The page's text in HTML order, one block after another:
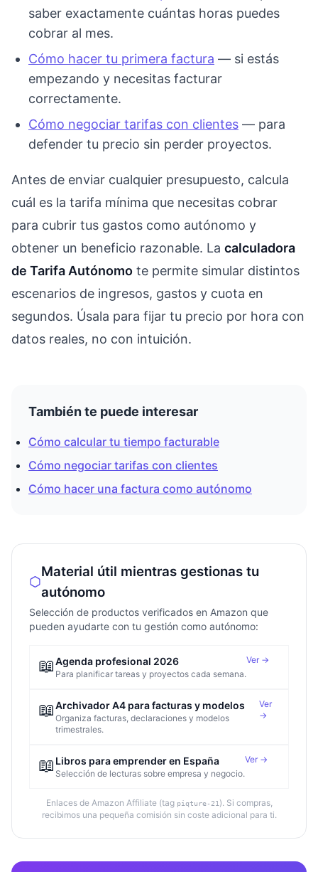
saber exactamente cuántas horas puedes
cobrar al mes.
Cómo hacer tu primera factura — si estás
empezando y necesitas facturar
correctamente.
Cómo negociar tarifas con clientes — para
defender tu precio sin perder proyectos.
Antes de enviar cualquier presupuesto, calcula
cuál es la tarifa mínima que necesitas cobrar
para cubrir tus gastos como autónomo y
obtener un beneficio razonable. La calculadora
de Tarifa Autónomo te permite simular distintos
escenarios de ingresos, gastos y cuota en
segundos. Úsala para fijar tu precio por hora con
datos reales, no con intuición.
También te puede interesar
Cómo calcular tu tiempo facturable
Cómo negociar tarifas con clientes
Cómo hacer una factura como autónomo
Material útil mientras gestionas tu
autónomo
Selección de productos verificados en Amazon que
pueden ayudarte con tu gestión como autónomo:
📖Agenda profesional 2026
Para planificar tareas y proyectos cada semana.
Ver →
📖Archivador A4 para facturas y modelos
Organiza facturas, declaraciones y modelos
trimestrales.
Ver
→
📖 Libros para emprender en España
Selección de lecturas sobre empresa y negocio.
Ver →
Enlaces de Amazon Affiliate (tag piqture-21 ). Si compras,
recibimos una pequeña comisión sin coste adicional para ti.